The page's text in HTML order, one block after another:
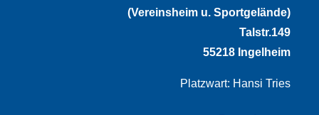
(Vereinsheim u. Sportgelände)
Talstr.149
55218 Ingelheim
Platzwart: Hansi Tries